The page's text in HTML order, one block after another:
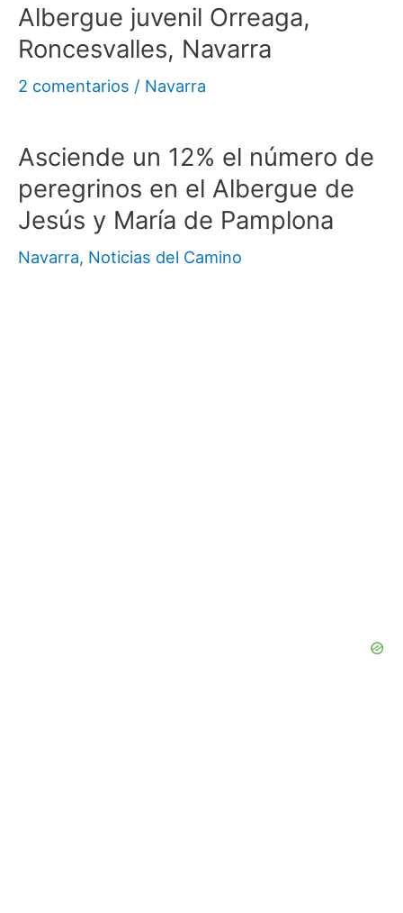
Albergue juvenil Orreaga,
Roncesvalles, Navarra
2 comentarios / Navarra
Asciende un 12% el número de
peregrinos en el Albergue de
Jesús y María de Pamplona
Navarra, Noticias del Camino